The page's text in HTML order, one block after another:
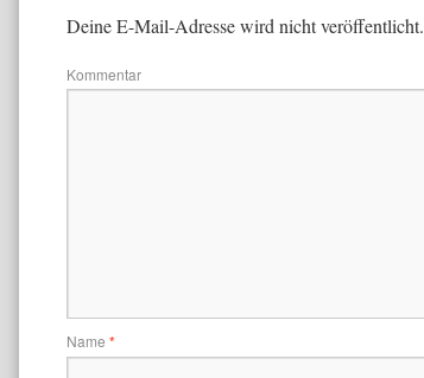
Deine E-Mail-Adresse wird nicht veröffentlicht.
Kommentar
Name *